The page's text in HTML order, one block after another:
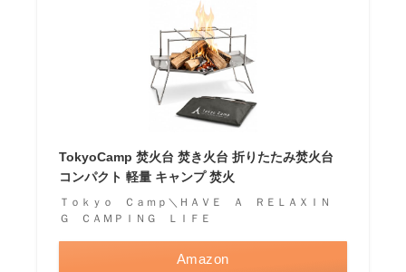
TokyoCamp 焚火台 焚き火台 折りたたみ焚火台
コンパクト 軽量 キャンプ 焚火
Ｔｏｋｙｏ Ｃａｍｐ＼ＨＡＶＥ Ａ ＲＥＬＡＸＩＮ
Ｇ ＣＡＭＰＩＮＧ ＬＩＦＥ
Amazon